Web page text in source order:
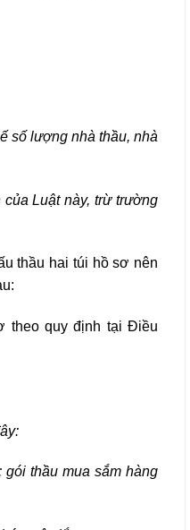
số lượng nhà thầu, nhà
Luật này, trừ trường
thầu hai túi hồ sơ nên
theo quy định tại Điều
thầu mua sắm hàng